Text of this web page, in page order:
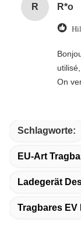
R R*o
On
Schlagworte:
EU-Art
Ladegerät
Tragbares EV